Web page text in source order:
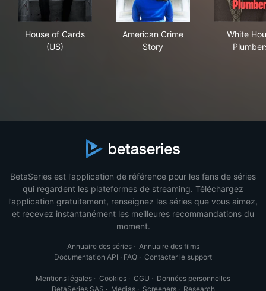
House of Cards
(US)
American Crime
Story
White
BetaSeries est l’application de référence pour les fans de séries
qui regardent les plateformes de streaming. Téléchargez
l’application gratuitement, renseignez les séries que vous aimez,
et recevez instantanément les meilleures recommandations du
moment.
Annuaire des séries· Annuaire des films
Documentation API · FAQ · Contacter le support
Mentions légales · Cookies · CGU · Données personnelles
BetaSeries SAS · Medias· Screeners· Research